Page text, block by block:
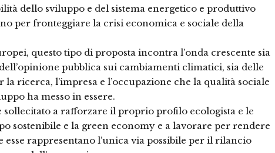
dello sviluppo e del sistema energetico e produttivo
per fronteggiare la crisi economica e sociale della
questo tipo di proposta incontra l’onda crescente sia
pubblica sui cambiamenti climatici, sia delle
ricerca, l’impresa e l’occupazione che la qualità sociale
ha messo in essere.
sollecitato a rafforzare il proprio profilo ecologista e le
sostenibile e la green economy e a lavorare per rendere
rappresentano l’unica via possibile per il rilancio